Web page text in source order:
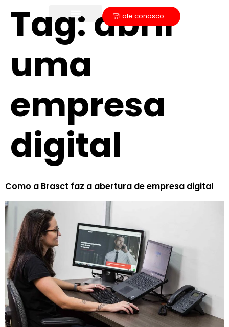
Fale conosco
Tag: abrir
uma
empresa
digital
Como a Brasct faz a abertura de empresa digital